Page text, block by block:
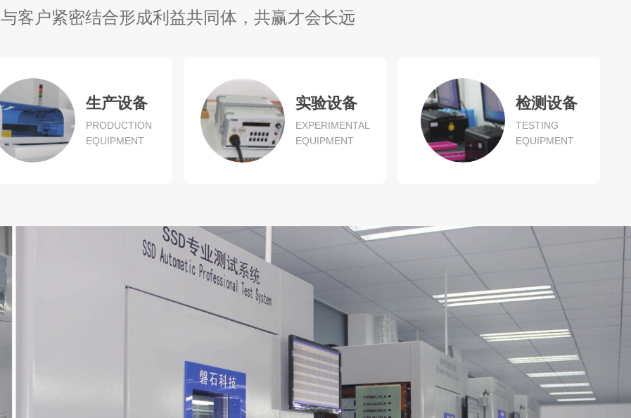
与客户紧密结合形成利益共同体，共赢才会长远
生产设备
PRODUCTION
EQUIPMENT
实验设备
EXPERIMENTAL
EQUIPMENT
检测设备
TESTING
EQUIPMENT